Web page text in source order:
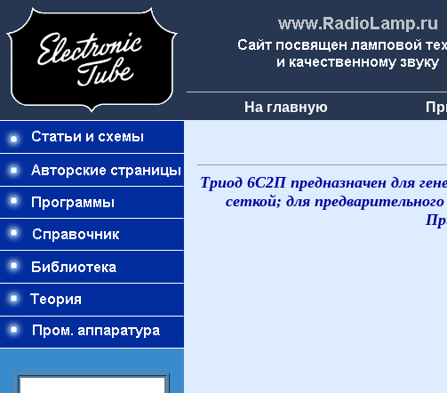
На главную
Триод 6С2П предназначен для
сеткой; для